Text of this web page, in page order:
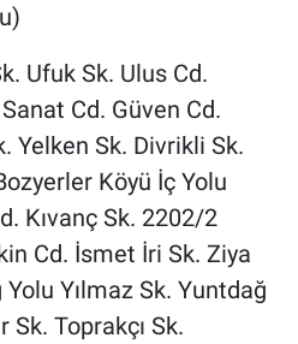
Ufuk Sk. Ulus Cd.
Cd. Güven Cd.
Yelken Sk. Divrikli Sk.
Köyü İç Yolu
Kıvanç Sk. 2202/2
Cd. İsmet İri Sk. Ziya
Yılmaz Sk. Yuntdağ
Sk. Toprakçı Sk.